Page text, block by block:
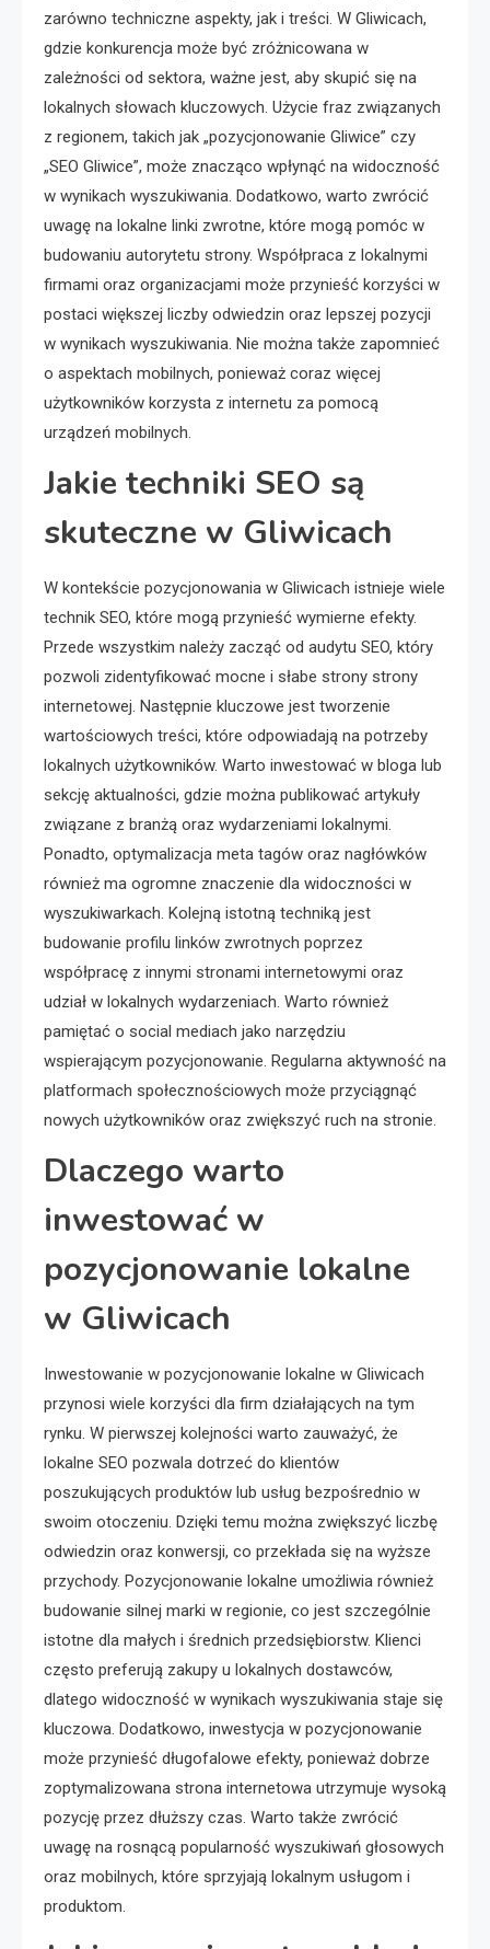
zarówno techniczne aspekty, jak i treści. W Gliwicach,
gdzie konkurencja może być zróżnicowana w
zależności od sektora, ważne jest, aby skupić się na
lokalnych słowach kluczowych. Użycie fraz związanych
z regionem, takich jak „pozycjonowanie Gliwice” czy
„SEO Gliwice”, może znacząco wpłynąć na widoczność
w wynikach wyszukiwania. Dodatkowo, warto zwrócić
uwagę na lokalne linki zwrotne, które mogą pomóc w
budowaniu autorytetu strony. Współpraca z lokalnymi
firmami oraz organizacjami może przynieść korzyści w
postaci większej liczby odwiedzin oraz lepszej pozycji
w wynikach wyszukiwania. Nie można także zapomnieć
o aspektach mobilnych, ponieważ coraz więcej
użytkowników korzysta z internetu za pomocą
urządzeń mobilnych.
Jakie techniki SEO są
skuteczne w Gliwicach
W kontekście pozycjonowania w Gliwicach istnieje wiele
technik SEO, które mogą przynieść wymierne efekty.
Przede wszystkim należy zacząć od audytu SEO, który
pozwoli zidentyfikować mocne i słabe strony strony
internetowej. Następnie kluczowe jest tworzenie
wartościowych treści, które odpowiadają na potrzeby
lokalnych użytkowników. Warto inwestować w bloga lub
sekcję aktualności, gdzie można publikować artykuły
związane z branżą oraz wydarzeniami lokalnymi.
Ponadto, optymalizacja meta tagów oraz nagłówków
również ma ogromne znaczenie dla widoczności w
wyszukiwarkach. Kolejną istotną techniką jest
budowanie profilu linków zwrotnych poprzez
współpracę z innymi stronami internetowymi oraz
udział w lokalnych wydarzeniach. Warto również
pamiętać o social mediach jako narzędziu
wspierającym pozycjonowanie. Regularna aktywność na
platformach społecznościowych może przyciągnąć
nowych użytkowników oraz zwiększyć ruch na stronie.
Dlaczego warto
inwestować w
pozycjonowanie lokalne
w Gliwicach
Inwestowanie w pozycjonowanie lokalne w Gliwicach
przynosi wiele korzyści dla firm działających na tym
rynku. W pierwszej kolejności warto zauważyć, że
lokalne SEO pozwala dotrzeć do klientów
poszukujących produktów lub usług bezpośrednio w
swoim otoczeniu. Dzięki temu można zwiększyć liczbę
odwiedzin oraz konwersji, co przekłada się na wyższe
przychody. Pozycjonowanie lokalne umożliwia również
budowanie silnej marki w regionie, co jest szczególnie
istotne dla małych i średnich przedsiębiorstw. Klienci
często preferują zakupy u lokalnych dostawców,
dlatego widoczność w wynikach wyszukiwania staje się
kluczowa. Dodatkowo, inwestycja w pozycjonowanie
może przynieść długofalowe efekty, ponieważ dobrze
zoptymalizowana strona internetowa utrzymuje wysoką
pozycję przez dłuższy czas. Warto także zwrócić
uwagę na rosnącą popularność wyszukiwań głosowych
oraz mobilnych, które sprzyjają lokalnym usługom i
produktom.